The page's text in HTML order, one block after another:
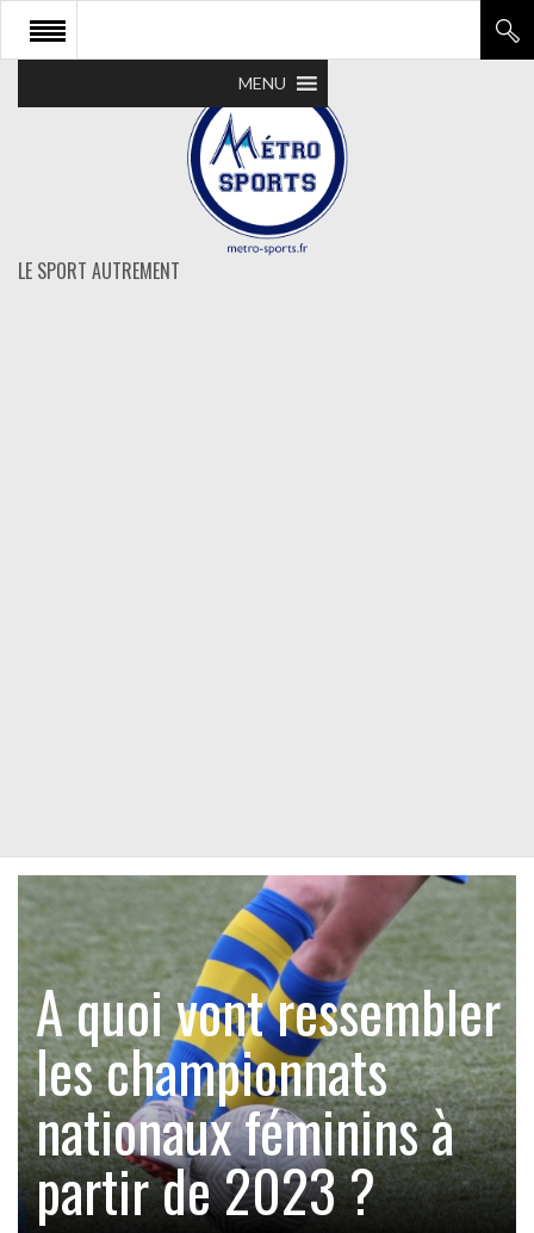
LE SPORT AUTREMENT
MENU
A quoi vont ressembler
les championnats
nationaux féminins à
partir de 2023 ?